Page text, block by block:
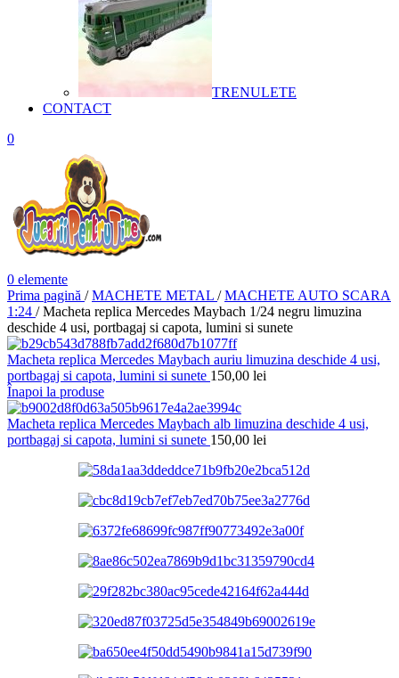
TRENULETE
CONTACT
0
0 elemente
Prima pagină / MACHETE METAL / MACHETE AUTO SCARA
1:24 / Macheta replica Mercedes Maybach 1/24 negru limuzina
deschide 4 usi, portbagaj si capota, lumini si sunete
Macheta replica Mercedes Maybach auriu limuzina deschide 4 usi,
portbagaj si capota, lumini si sunete 150,00 lei
Înapoi la produse
Macheta replica Mercedes Maybach alb limuzina deschide 4 usi,
portbagaj si capota, lumini si sunete 150,00 lei